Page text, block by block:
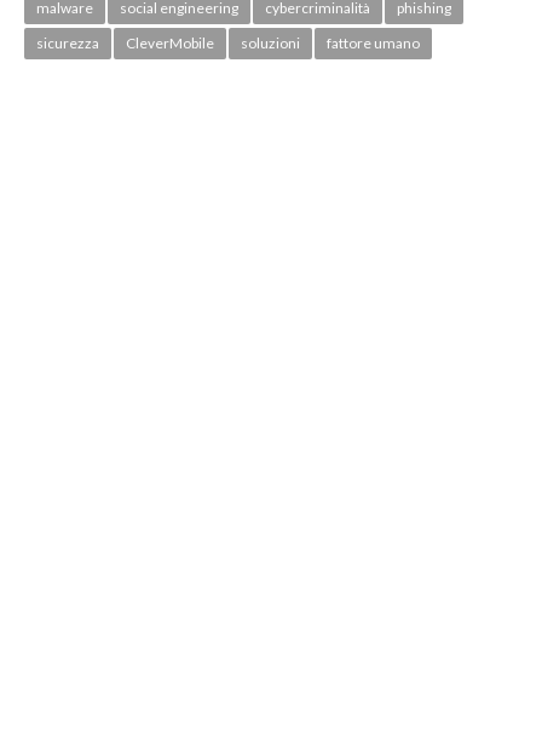
malware social engineering cybercriminalità
phishing
sicurezza
CleverMobile soluzioni fattore umano